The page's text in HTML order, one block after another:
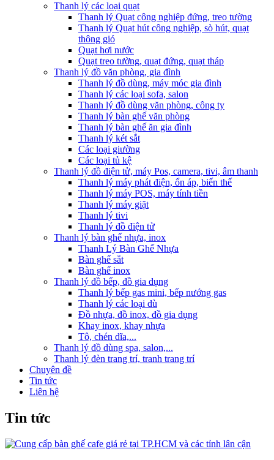
Thanh lý các loại quạt
Thanh lý Quạt công nghiệp đứng, treo tường
Thanh lý Quạt hút công nghiệp, sò hút, quạt
thông gió
Quạt hơi nước
Quạt treo tường, quạt đứng, quạt tháp
Thanh lý đồ văn phòng, gia đình
Thanh lý đồ dùng, máy móc gia đình
Thanh lý các loại sofa, salon
Thanh lý đồ dùng văn phòng, công ty
Thanh lý bàn ghế văn phòng
Thanh lý bàn ghế ăn gia đình
Thanh lý két sắt
Các loại giường
Các loại tủ kệ
Thanh lý đồ điện tử, máy Pos, camera, tivi, âm thanh
Thanh lý máy phát điện, ổn áp, biến thế
Thanh lý máy POS, máy tính tiền
Thanh lý máy giặt
Thanh lý tivi
Thanh lý đồ điện tử
Thanh lý bàn ghế nhựa, inox
Thanh Lý Bàn Ghế Nhựa
Bàn ghế sắt
Bàn ghế inox
Thanh lý đồ bếp, đồ gia dụng
Thanh lý bếp gas mini, bếp nướng gas
Thanh lý các loại dù
Đồ nhựa, đồ inox, đồ gia dụng
Khay inox, khay nhựa
Tô, chén dĩa,...
Thanh lý đồ dùng spa, salon,...
Thanh lý đèn trang trí, tranh trang trí
Chuyên đề
Tin tức
Liên hệ
Tin tức